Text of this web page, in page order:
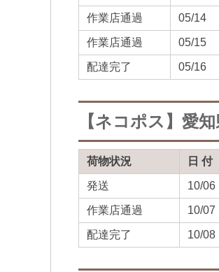
作業店通過 05/14
作業店通過 05/15
配達完了 05/16
【ネコポス】愛
荷物状況 日 付
発送 10/06
作業店通過 10/07
配達完了 10/08